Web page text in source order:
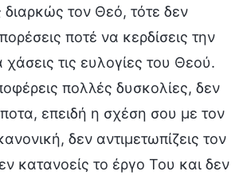
διαρκώς τον Θεό, τότε δεν
ποτέ να κερδίσεις την
χάσεις τις ευλογίες του Θεού.
πολλές δυσκολίες, δεν
επειδή η σχέση σου με τον
δεν αντιμετωπίζεις τον
κατανοείς το έργο Του και δεν